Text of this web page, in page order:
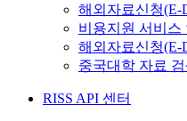
해외자료신청(E-
비용지원 서비스
해외자료신청(E-
중국대학 자료 검
RISS API 센터